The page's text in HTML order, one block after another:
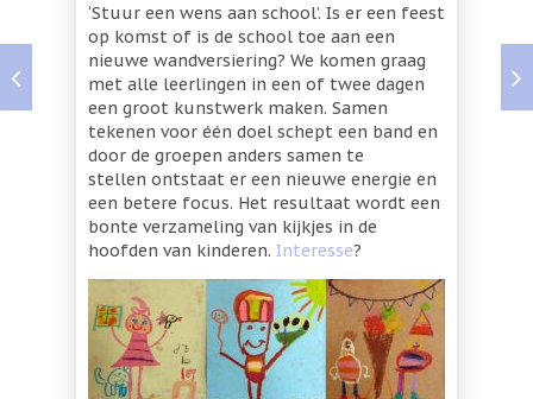
‘Stuur een wens aan school’. Is er een feest
op komst of is de school toe aan een
nieuwe wandversiering? We komen graag
met alle leerlingen in een of twee dagen
een groot kunstwerk maken. Samen
tekenen voor één doel schept een band en
door de groepen anders samen te
stellen ontstaat er een nieuwe energie en
een betere focus. Het resultaat wordt een
bonte verzameling van kijkjes in de
hoofden van kinderen. Interesse?